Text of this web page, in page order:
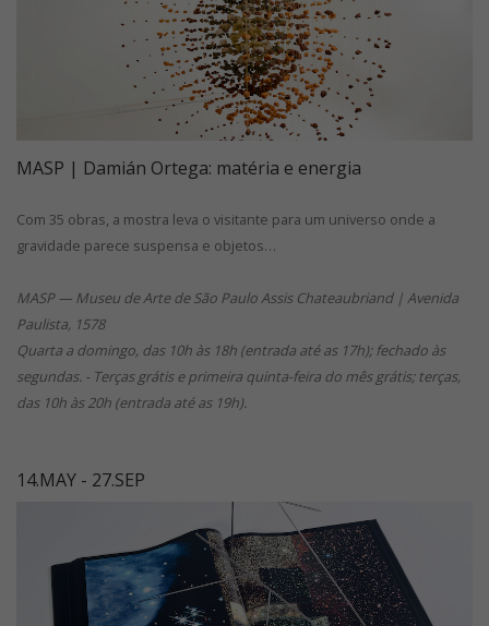
MASP | Damián Ortega: matéria e energia
Com 35 obras, a mostra leva o visitante para um universo onde a
gravidade parece suspensa e objetos…
MASP — Museu de Arte de São Paulo Assis Chateaubriand | Avenida
Paulista, 1578
Quarta a domingo, das 10h às 18h (entrada até as 17h); fechado às
segundas. - Terças grátis e primeira quinta-feira do mês grátis; terças,
das 10h às 20h (entrada até as 19h).
14.MAY - 27.SEP